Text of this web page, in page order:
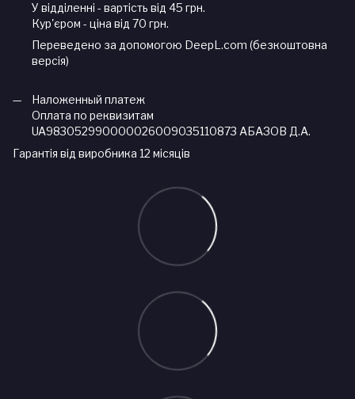
У відділенні - вартість від 45 грн.
Кур'єром - ціна від 70 грн.
Переведено за допомогою DeepL.com (безкоштовна
версія)
Наложенный платеж
Оплата по реквизитам
UA983052990000026009035110873 АБАЗОВ Д.А.
Гарантія від виробника 12 місяців